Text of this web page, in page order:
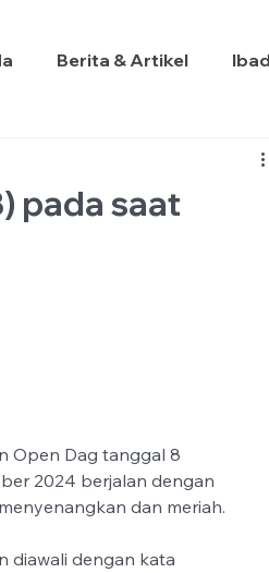
Berita & Artikel
pada saat
Open Dag tanggal 8
2024 berjalan dengan
dan meriah.
diawali dengan kata